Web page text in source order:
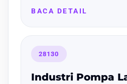
BACA DETAIL
28130
Industri Pompa